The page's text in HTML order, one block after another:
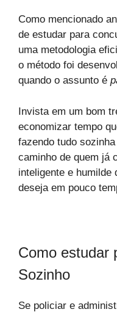
Como mencionado
de estudar para
uma metodologia
o método foi
quando o assunto é
Invista em um bom
economizar tempo
fazendo tudo
caminho de quem já
inteligente e humilde
deseja em pouco
Como estudar
Sozinho
Se policiar e